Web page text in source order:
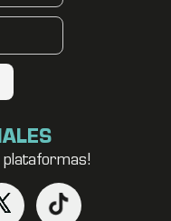
plataformas!